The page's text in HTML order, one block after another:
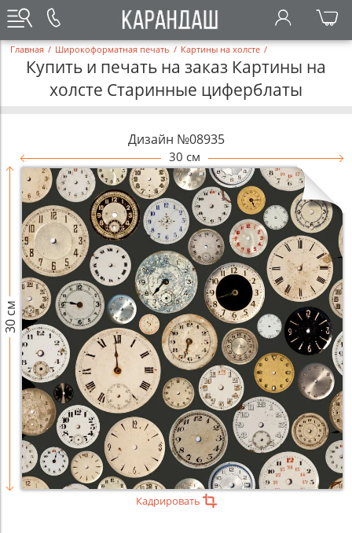
Главная / Широкоформатная печать / Картины на холсте /
Купить и печать на заказ Картины на
холсте Старинные циферблаты
Дизайн №08935
30 см
30 см
Кадрировать